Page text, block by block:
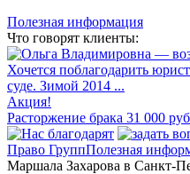
Полезная информация
Что говорят клиенты:
Хочется поблагодарить
суде. Зимой 2014 ...
Акция!
Расторжение брака 31 000
Право ГруппПолезная
Маршала Захарова в Санкт-